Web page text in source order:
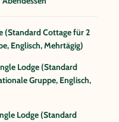
Fahrt im motorisierten
aller Tierarten im
Highlight ist die
Lodge (Standard
Gruppe,
(Standard Cottage für 2
Englisch, Mehrtägig)
Lodge (Standard
Gruppe, Englisch,
Lodge (Standard